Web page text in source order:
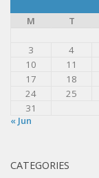
M
T
3
4
10
11
17
18
24
25
31
« Jun
CATEGORIES